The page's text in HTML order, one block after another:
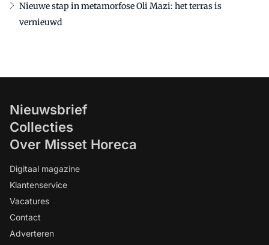
Nieuwe stap in metamorfose Oli Mazi: het terras is
vernieuwd
Nieuwsbrief
Collecties
Over Misset Horeca
Digitaal magazine
Klantenservice
Vacatures
Contact
Adverteren